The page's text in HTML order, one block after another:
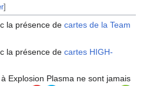
]
la présence decartes de la Team
la présence decartes HIGH-
à Explosion Plasma ne sont jamais